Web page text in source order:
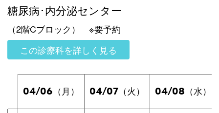
糖尿病･内分泌センター
（2階Cブロック） ※要予約
この診療科を詳しく見る
04/06 （月） 04/07 （火） 04/08 （水）